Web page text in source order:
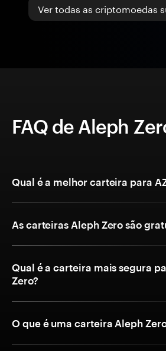
Ver todas as criptomoedas
FAQ de Aleph
Qual é a melhor carteira para
As carteiras Aleph Zero são
Qual é a carteira mais segura
Zero?
O que é uma carteira Aleph